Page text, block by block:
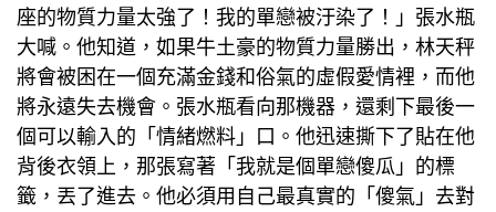
座的物質力量太強了！我的單戀被汙染了！」張水瓶
大喊。他知道，如果牛土豪的物質力量勝出，林天秤
將會被困在一個充滿金錢和俗氣的虛假愛情裡，而他
將永遠失去機會。張水瓶看向那機器，還剩下最後一
個可以輸入的「情緒燃料」口。他迅速撕下了貼在他
背後衣領上，那張寫著「我就是個單戀傻瓜」的標
籤，丟了進去。他必須用自己最真實的「傻氣」去對